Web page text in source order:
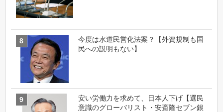
今度は水道民営化法案？【外資規制も国
民への説明もない】
安い労働力を求めて、日本人下げ【選民
意識のグローバリスト・安斎隆セブン銀